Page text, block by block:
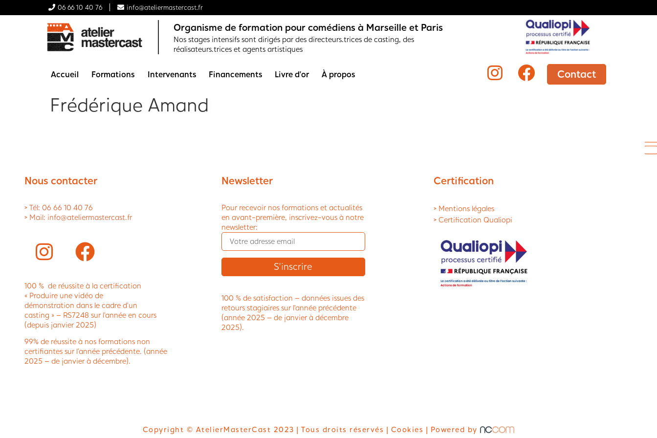
06 66 10 40 76 info@ateliermastercast.fr
Organisme de formation pour comédiens à Marseille et Paris
Nos stages intensifs sont dirigés par des directeurs.trices de casting, des
réalisateurs.trices et agents artistiques
Accueil Formations Intervenants Financements Livre d’or À propos Contact
Frédérique Amand
Nous contacter
> Tél: 06 66 10 40 76
> Mail: info@ateliermastercast.fr
100 % de réussite à la certification
« Produire une vidéo de
démonstration dans le cadre d’un
casting » – RS7248 sur l’année en cours
(depuis janvier 2025)
99% de réussite à nos formations non
certifiantes sur l’année précédente. (année
2025 – de janvier à décembre).
Newsletter
Pour recevoir nos formations et actualités
en avant-première, inscrivez-vous à notre
newsletter:
100 % de satisfaction – données issues des
retours stagiaires sur l’année précédente
(année 2025 – de janvier à décembre
2025).
Certification
> Mentions légales
> Certification Qualiopi
Copyright © AtelierMasterCast 2023 | Tous droits réservés | Cookies | Powered by